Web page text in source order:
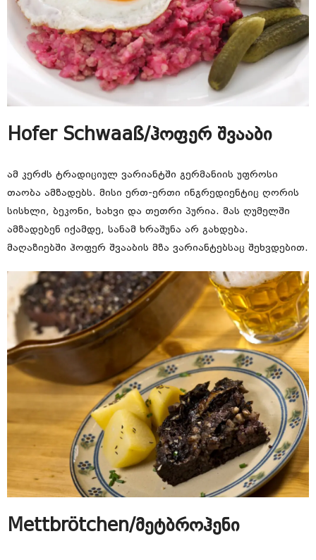
Hofer Schwaaß/ჰოფერ შვააბი
ამ კერძს ტრადიციულ ვარიანტში გერმანიის უფროსი
თაობა ამზადებს. მისი ერთ-ერთი ინგრედიენტიც ღორის
სისხლი, ბეკონი, ხახვი და თეთრი პურია. მას ღუმელში
ამზადებენ იქამდე, სანამ ხრაშუნა არ გახდება.
მაღაზიებში ჰოფერ შვააბის მზა ვარიანტებსაც შეხვდებით.
Mettbrötchen/მეტბროჰენი